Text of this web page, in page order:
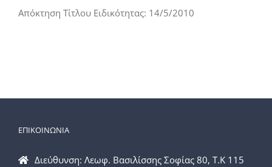
Απόκτηση Τίτλου Ειδικότητας: 14/5/2010
ΕΠΙΚΟΙΝΩΝΙΑ
Διεύθυνση: Λεωφ. Βασιλίσσης Σοφίας 80, Τ.Κ 115